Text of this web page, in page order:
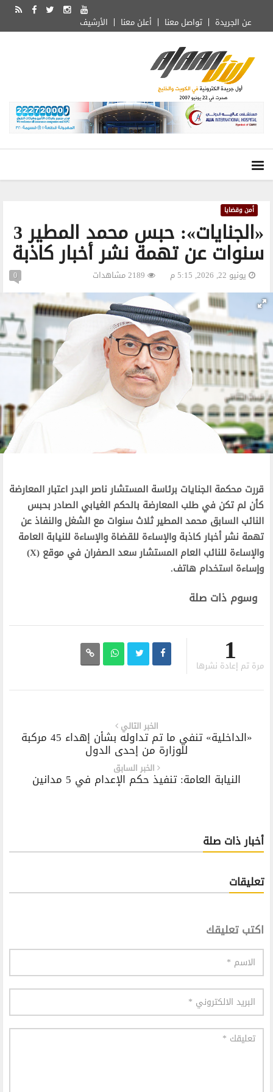
الأرشيف أعلن معنا تواصل معنا عن الجريدة
«الجنايات»: حبس محمد المطير 3
سنوات عن تهمة نشر أخبار كاذبة
أمن وقضايا
يونيو 22, 2026, 5:15 م 0
قررت محكمة الجنايات برئاسة المستشار ناصر البدر اعتبار المعارضة
كأن لم تكن في طلب المعارضة بالحكم الغيابي الصادر بحبس
النائب السابق محمد المطير ثلاث سنوات مع الشغل والنفاذ عن
تهمة نشر أخبار كاذبة والإساءة للقضاة والإساءة للنيابة العامة
والإساءة للنائب العام المستشار سعد الصفران في موقع (X)
وإساءة استخدام هاتف.
وسوم ذات صلة
1
مرة تم إعادة نشرها
الخبر التالي
«الداخلية» تنفي ما تم تداوله بشأن إهداء 45 مركبة
للوزارة من إحدى الدول
الخبر السابق
النيابة العامة: تنفيذ حكم الإعدام في 5 مدانين
أخبار ذات صلة
تعليقات
اكتب تعليقك